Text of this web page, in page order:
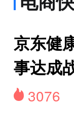
京东健
事达成
3076